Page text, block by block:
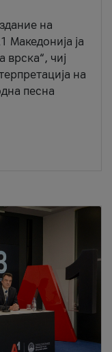
на
Македонија ја
врска“, чиј
на
песна